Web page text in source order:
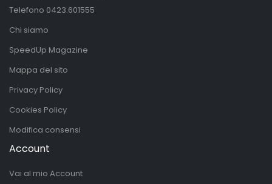
Telefono 0423.601555
Chi siamo
SpeedUp Magazine
Mappa del sito
Privacy Policy
Cookies Policy
Modifica consensi
Account
Vai al mio Account